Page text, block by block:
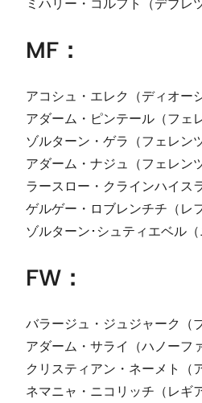
ミハリー・コルフト（デブレ
MF：
アコシュ・エレク（ディオー
アダーム・ピンテール（フェ
ゾルターン・ゲラ（フェレン
アダーム・ナジュ（フェレン
ラースロー・クラインハイス
ゲルゲー・ロブレンチチ（レ
ゾルターン･シュティエベル（
FW：
バラージュ・ジュジャーク（
アダーム・サライ（ハノーフ
クリスティアン・ネーメト（
ネマニャ・ニコリッチ（レギ